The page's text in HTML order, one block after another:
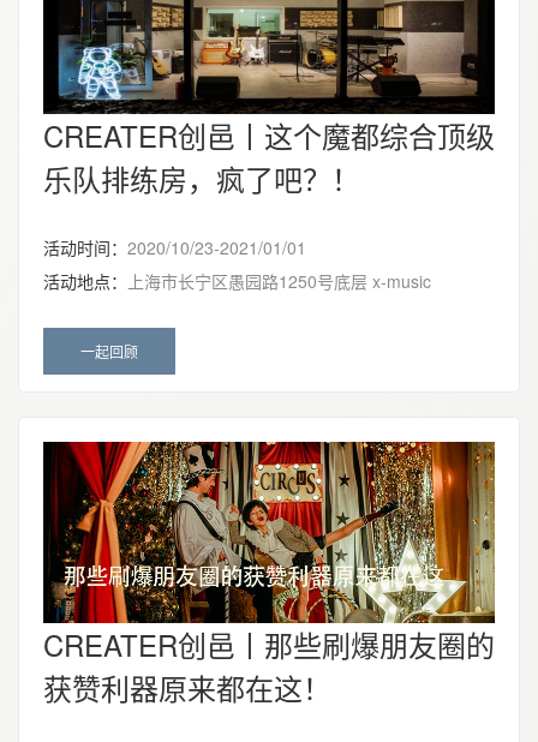
CREATER创邑丨这个魔都综合顶级
乐队排练房，疯了吧？！
活动时间： 2020/10/23-2021/01/01
活动地点：
上海市长宁区愚园路1250号底层 x-music
一起回顾
CREATER创邑丨那些刷爆朋友圈的
获赞利器原来都在这！